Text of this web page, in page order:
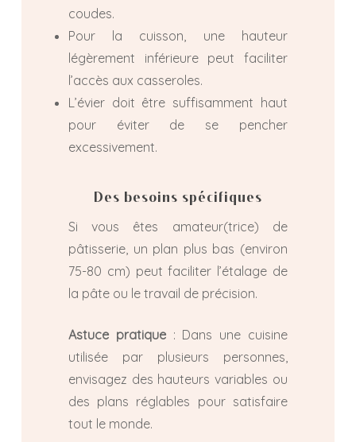
coudes.
Pour la cuisson, une hauteur
légèrement inférieure peut faciliter
l’accès aux casseroles.
L’évier doit être suffisamment haut
pour éviter de se pencher
excessivement.
Des besoins spécifiques
Si vous êtes amateur(trice) de
pâtisserie, un plan plus bas (environ
75-80 cm) peut faciliter l’étalage de
la pâte ou le travail de précision.
Astuce pratique: Dans une cuisine
utilisée par plusieurs personnes,
envisagez des hauteurs variables ou
des plans réglables pour satisfaire
tout le monde.